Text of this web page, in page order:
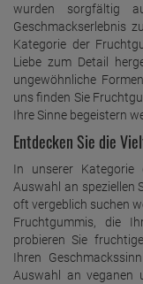
wurden sorgfältig
Geschmackserlebnis
Kategorie der
Liebe zum Detail
ungewöhnliche
uns finden Sie
Ihre Sinne begeistern
Entdecken Sie die
In unserer Kategorie
Auswahl an speziellen
oft vergeblich suchen
Fruchtgummis, die
probieren Sie
Ihren
Auswahl an veganen